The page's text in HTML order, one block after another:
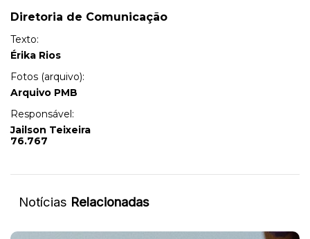
Diretoria de Comunicação
Texto:
Érika Rios
Fotos (arquivo):
Arquivo PMB
Responsável:
Jailson Teixeira
76.767
Notícias Relacionadas